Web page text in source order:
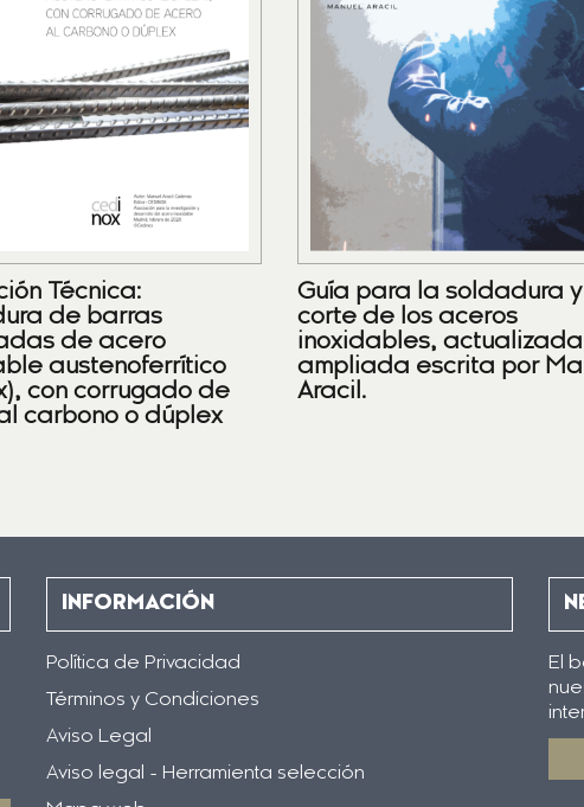
Técnica:
de barras
de acero
austenoferrítico
con corrugado de
carbono o dúplex
Guía para la soldadura y
corte de los aceros
inoxidables,
ampliada escrita por
Aracil.
INFORMACIÓN
Política de Privacidad
Términos y Condiciones
Aviso Legal
Aviso legal - Herramienta selección
El